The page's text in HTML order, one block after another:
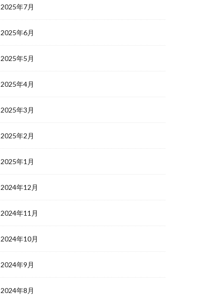
2025年7月
2025年6月
2025年5月
2025年4月
2025年3月
2025年2月
2025年1月
2024年12月
2024年11月
2024年10月
2024年9月
2024年8月